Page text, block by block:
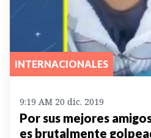
INTERNACIONALES
9:19 AM 20 dic. 2019
Por sus mejores
es brutalmente